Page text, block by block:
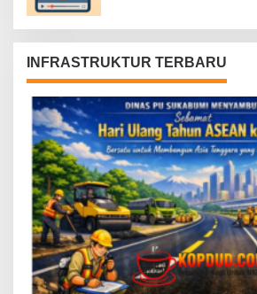
INFRASTRUKTUR TERBARU